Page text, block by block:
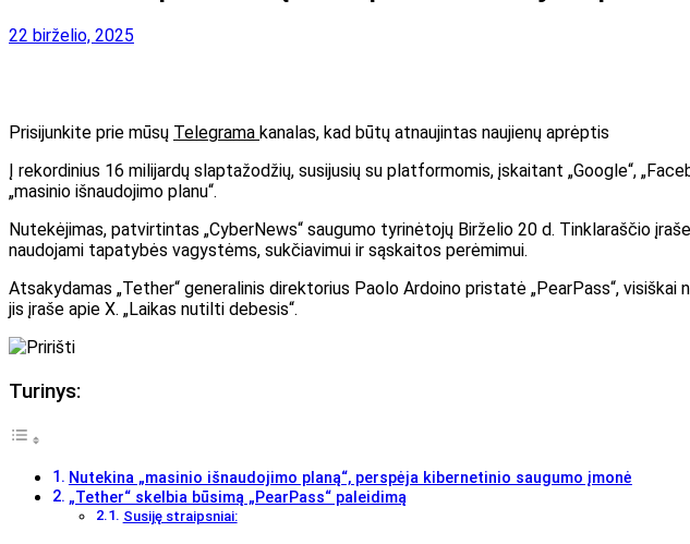
22 birželio, 2025
Prisijunkite prie mūsų Telegrama kanalas, kad būtų atnaujintas naujienų aprėptis
Į rekordinius 16 milijardų slaptažodžių, susijusių su platformomis, įskaitant „Google“,
„masinio išnaudojimo planu“.
Nutekėjimas, patvirtintas „CyberNews“ saugumo tyrinėtojų Birželio 20 d. Tinklaraščio įraše
naudojami tapatybės vagystėms, sukčiavimui ir sąskaitos perėmimui.
Atsakydamas „Tether“ generalinis direktorius Paolo Ardoino pristatė „PearPass“,
jis įraše apie X. „Laikas nutilti debesis“.
Turinys:
Nutekina „masinio išnaudojimo planą“, perspėja kibernetinio saugumo įmonė
„Tether“ skelbia būsimą „PearPass“ paleidimą
Susiję straipsniai: